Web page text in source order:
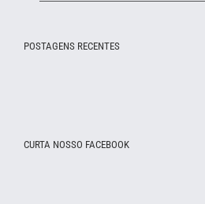
POSTAGENS RECENTES
CURTA NOSSO FACEBOOK